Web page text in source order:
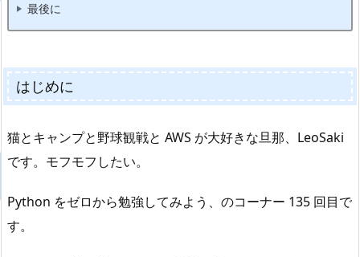
最後に
はじめに
猫とキャンプと野球観戦と AWS が大好きな旦那、LeoSaki
です。モフモフしたい。
Python をゼロから勉強してみよう、のコーナー 135 回目で
す。